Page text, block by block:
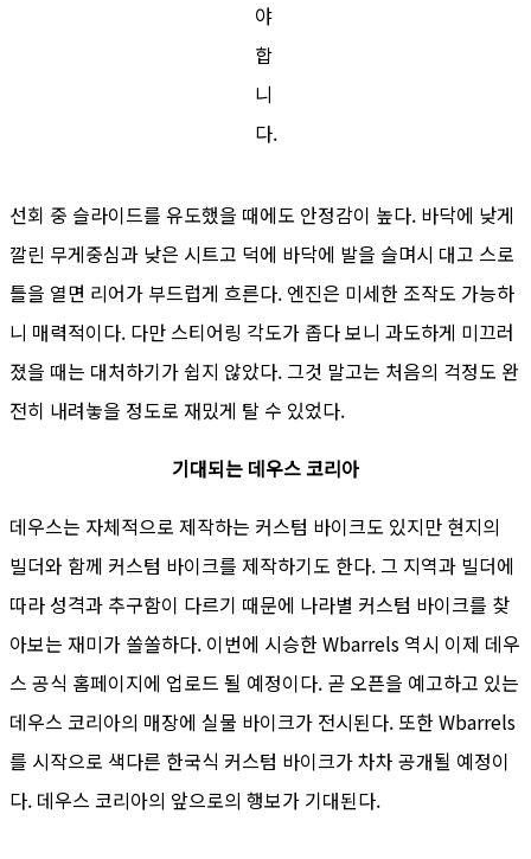
야
합
니
다.
선회 중 슬라이드를 유도했을 때에도 안정감이 높다. 바닥에 낮게
깔린 무게중심과 낮은 시트고 덕에 바닥에 발을 슬며시 대고 스로
틀을 열면 리어가 부드럽게 흐른다. 엔진은 미세한 조작도 가능하
니 매력적이다. 다만 스티어링 각도가 좁다 보니 과도하게 미끄러
졌을 때는 대처하기가 쉽지 않았다. 그것 말고는 처음의 걱정도 완
전히 내려놓을 정도로 재밌게 탈 수 있었다.
기대되는 데우스 코리아
데우스는 자체적으로 제작하는 커스텀 바이크도 있지만 현지의
빌더와 함께 커스텀 바이크를 제작하기도 한다. 그 지역과 빌더에
따라 성격과 추구함이 다르기 때문에 나라별 커스텀 바이크를 찾
아보는 재미가 쏠쏠하다. 이번에 시승한 Wbarrels 역시 이제 데우
스 공식 홈페이지에 업로드 될 예정이다. 곧 오픈을 예고하고 있는
데우스 코리아의 매장에 실물 바이크가 전시된다. 또한 Wbarrels
를 시작으로 색다른 한국식 커스텀 바이크가 차차 공개될 예정이
다. 데우스 코리아의 앞으로의 행보가 기대된다.